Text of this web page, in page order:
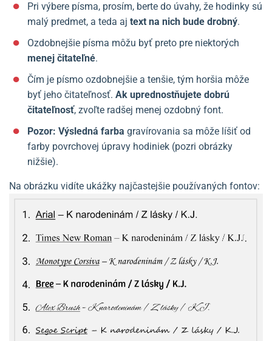
Pri výbere písma, prosím, berte do úvahy, že hodinky sú
malý predmet, a teda aj text na nich bude drobný.
Ozdobnejšie písma môžu byť preto pre niektorých
menej čitateľné.
Čím je písmo ozdobnejšie a tenšie, tým horšia môže
byť jeho čitateľnosť. Ak uprednostňujete dobrú
čitateľnosť, zvoľte radšej menej ozdobný font.
Pozor: Výsledná farba gravírovania sa môže líšiť od
farby povrchovej úpravy hodiniek (pozri obrázky
nižšie).
Na obrázku vidíte ukážky najčastejšie používaných fontov: